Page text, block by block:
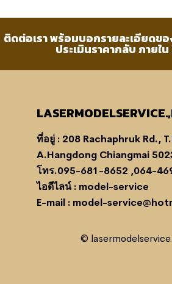
ติดต่อเรา พร้อมบอกรายละเอียดขอ
ประเมินราคากลับ ภายใ
ที่อยู่ : 208 Rachaphruk Rd.,
A.Hangdong Chiangmai
โทร.095-681-8652 ,064-
ไอดีไลน์ : model-service
E-mail : model-
©